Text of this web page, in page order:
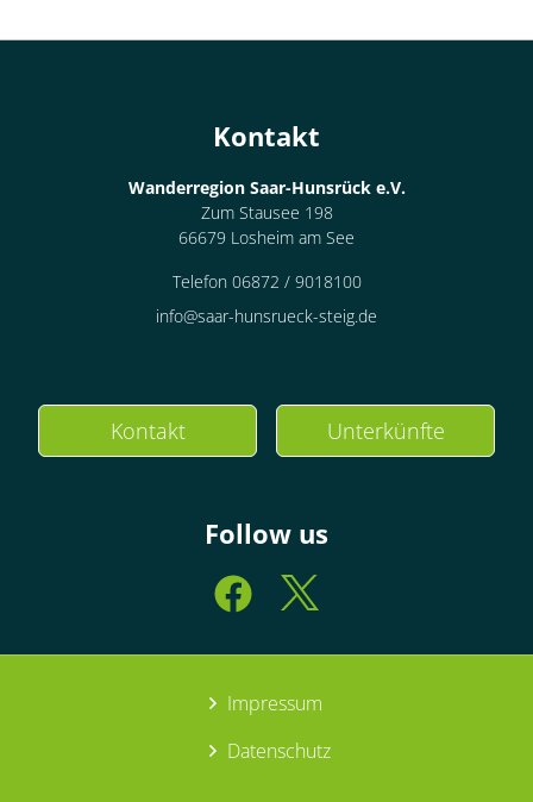
Kontakt
Wanderregion Saar-Hunsrück e.V.
Zum Stausee 198
66679 Losheim am See
Telefon 06872 / 9018100
info@saar-hunsrueck-steig.de
Kontakt Unterkünfte
Follow us
Impressum
Datenschutz